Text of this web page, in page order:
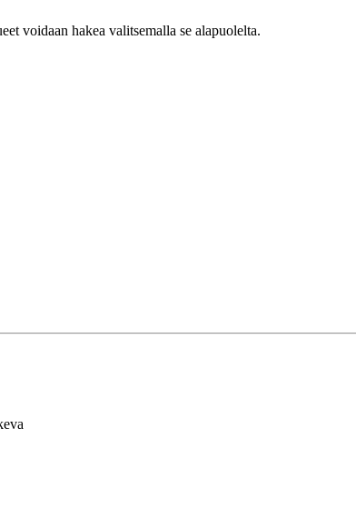
voidaan hakea valitsemalla se alapuolelta.